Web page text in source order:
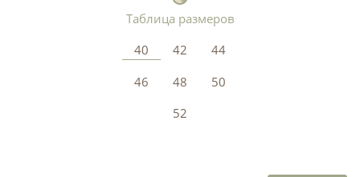
Таблица размеров
40
42
44
46
48
50
52